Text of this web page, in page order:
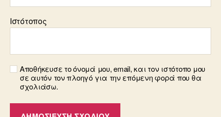
Ιστότοπος
Αποθήκευσε το όνομά μου, email, και τον ιστότοπο μου
σε αυτόν τον πλοηγό για την επόμενη φορά που θα
σχολιάσω.